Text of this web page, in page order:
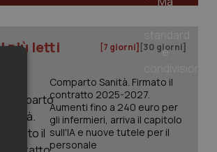
I più letti [7 giorni] [30 giorni]
Comparto Sanità. Firmato il
contratto 2025-2027.
Aumenti fino a 240 euro per
gli infermieri, arriva il capitolo
sull'IA e nuove tutele per il
personale